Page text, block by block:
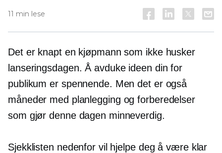
11 min lese
Det er knapt en kjøpmann som ikke husker
lanseringsdagen. Å avduke ideen din for
publikum er spennende. Men det er også
måneder med planlegging og forberedelser
som gjør denne dagen minneverdig.
Sjekklisten nedenfor vil hjelpe deg å være klar